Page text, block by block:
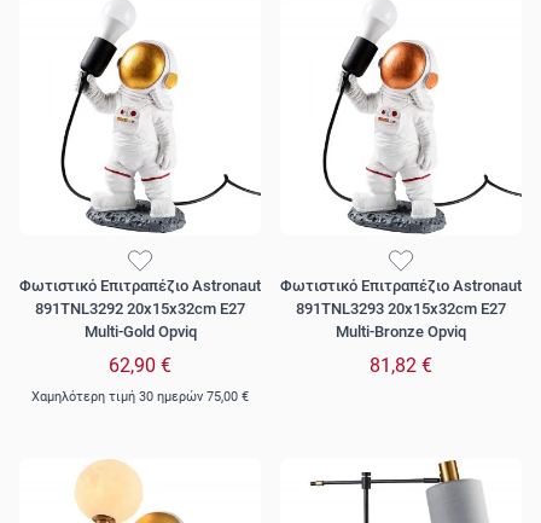
Φωτιστικό Επιτραπέζιο Astronaut
891TNL3292 20x15x32cm E27
Multi-Gold Opviq
62,90 €
Χαμηλότερη τιμή 30 ημερών 75,00 €
Φωτιστικό Επιτραπέζιο Astronaut
891TNL3293 20x15x32cm E27
Multi-Bronze Opviq
81,82 €